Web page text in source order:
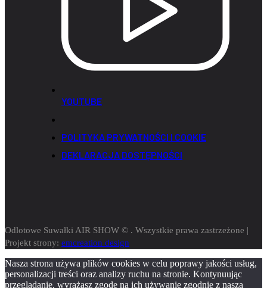
YOUTUBE
POLITYKA PRYWATNOŚCI I COOKIE
DEKLARACJA DOSTĘPNOŚCI
Odlotowe Suwałki AIR SHOW © . Wszystkie prawa zastrzeżone |
Projekt strony: emcreation design
Nasza strona używa plików cookies w celu poprawy jakości usług,
personalizacji treści oraz analizy ruchu na stronie. Kontynuując
przeglądanie, wyrażasz zgodę na ich używanie zgodnie z naszą